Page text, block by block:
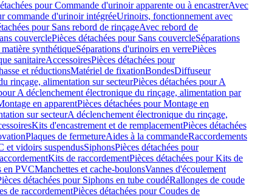
pour Commande d'urinoir apparente ou à encastrerAvec
commande d'urinoir intégréeUrinoirs, fonctionnement avec
pour Sans rebord de rinçageAvec rebord de
couverclePièces détachées pour Sans couvercleSéparations
synthétiqueSéparations d'urinoirs en verrePièces
sanitaireAccessoiresPièces détachées pour
et réductionsMatériel de fixationBondesDiffuseur
rinçage, alimentation sur secteurPièces détachées pour A
A déclenchement électronique du rinçage, alimentation par
en apparentPièces détachées pour Montage en
sur secteurA déclenchement électronique du rinçage,
Kits d'encastrement et de remplacementPièces détachées
Plaques de fermetureAides à la commandeRaccordements
et vidoirs suspendusSiphonsPièces détachées pour
Kits de raccordementPièces détachées pour Kits de
en PVCManchettes et cache-boulonsVannes d'écoulement
détachées pour Siphons en tube coudéRallonges de coude
de raccordementPièces détachées pour Coudes de